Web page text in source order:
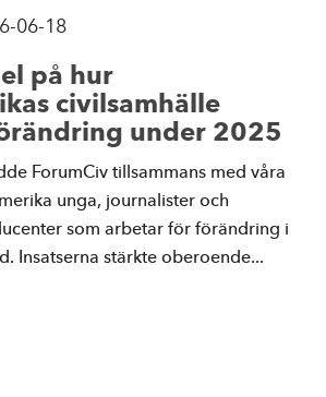
06-18
på hur
civilsamhälle
under 2025
ForumCiv tillsammans med våra
unga, journalister och
som arbetar för förändring i
Insatserna stärkte oberoende...